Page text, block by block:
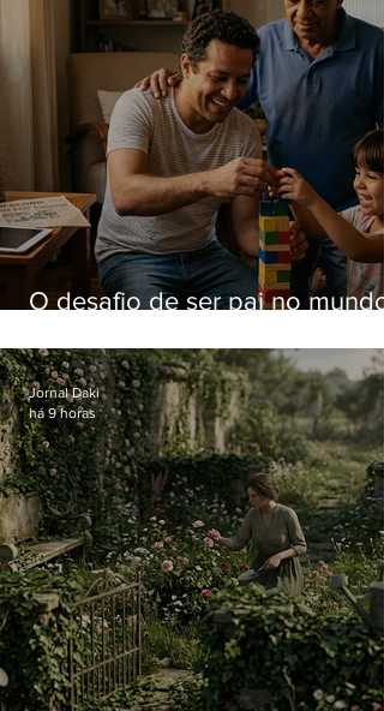
O desafio de ser pai no mundo
Jornal Daki
há 9 horas